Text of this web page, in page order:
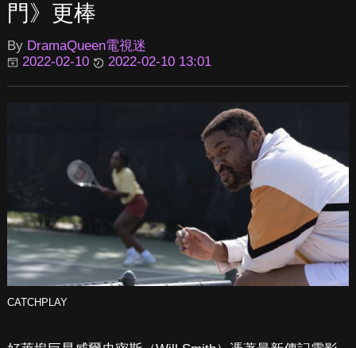
門》更棒
By DramaQueen電視迷
2022-02-10
2022-02-10 13:01
CATCHPLAY